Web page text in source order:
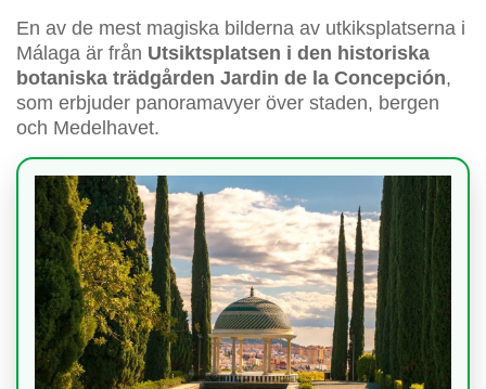
En av de mest magiska bilderna av utkiksplatserna i
Málaga är från Utsiktsplatsen i den historiska
botaniska trädgården Jardin de la Concepción,
som erbjuder panoramavyer över staden, bergen
och Medelhavet.